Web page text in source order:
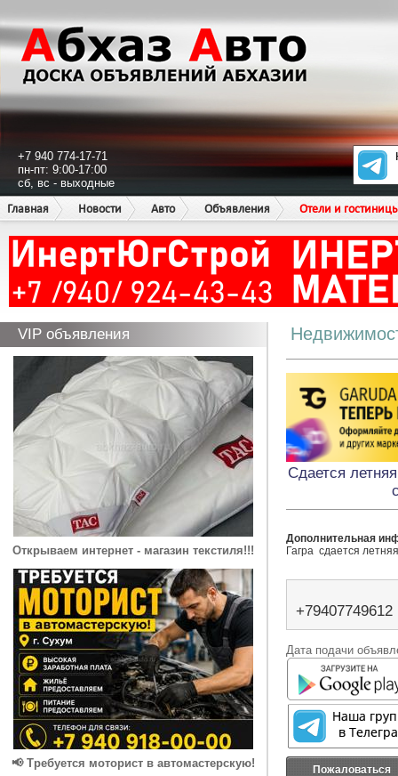
+7 940 774-17-71
пн-пт: 9:00-17:00
сб, вс - выходные
Главная
Новости Авто Объявления Отели и
VIP объявления
Открываем интернет - магазин текстиля!!!
📢 Требуется моторист в автомастерскую!
Сдается
Дополнительная
Гагра  сдается
+79407749612
Дата подачи
Пожаловаться